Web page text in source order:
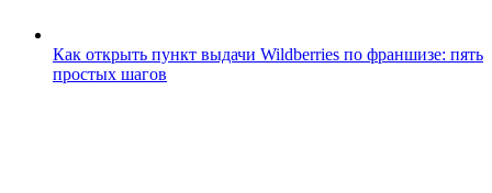
Как открыть пункт выдачи Wildberries по франшизе: пять
простых шагов